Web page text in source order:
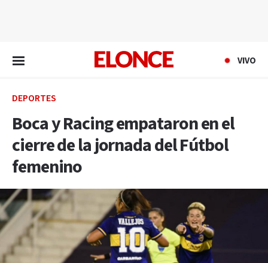
VIVO
DEPORTES
Boca y Racing empataron en el
cierre de la jornada del Fútbol
femenino